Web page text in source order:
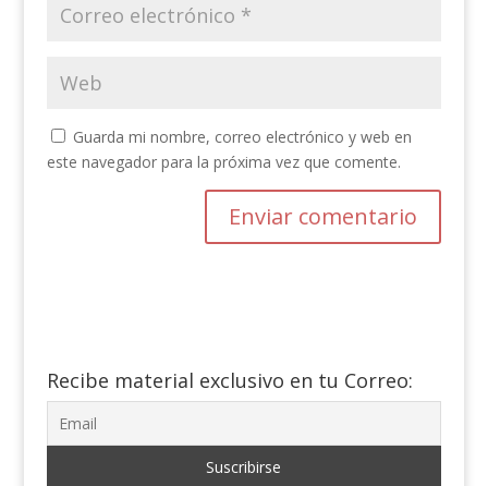
Guarda mi nombre, correo electrónico y web en
este navegador para la próxima vez que comente.
Recibe material exclusivo en tu Correo: